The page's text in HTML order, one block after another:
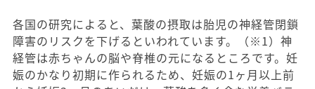
各国の研究によると、葉酸の摂取は胎児の神経管閉鎖
障害のリスクを下げるといわれています。（※1）神
経管は赤ちゃんの脳や脊椎の元になるところです。妊
娠のかなり初期に作られるため、妊娠の1ヶ月以上前